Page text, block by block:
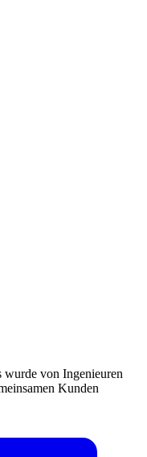
von Ingenieuren
Kunden